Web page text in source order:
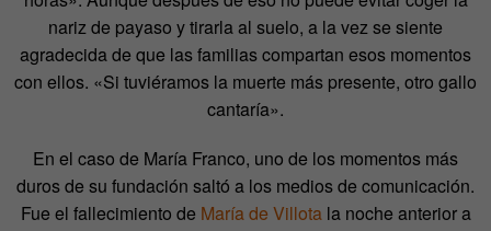
nariz de payaso y tirarla al suelo, a la vez se siente
agradecida de que las familias compartan esos momentos
con ellos. «Si tuviéramos la muerte más presente, otro gallo
cantaría».
En el caso de María Franco, uno de los momentos más
duros de su fundación saltó a los medios de comunicación.
Fue el fallecimiento de María de Villotala noche anterior a